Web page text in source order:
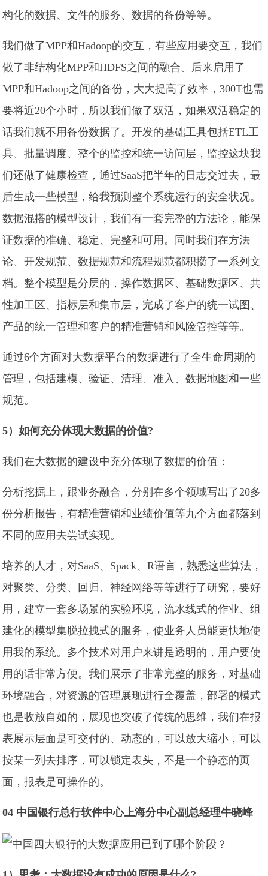
构化的数据、文件的服务、数据的备份等等。
我们做了MPP和Hadoop的交互，有些应用要交互，我们
做了非结构化MPP和HDFS之间的融合。后来启用了
MPP和Hadoop之间的备份，大大提高了效率，300T也需
要将近20个小时，所以我们做了双活，如果双活稳定的
话我们就不用备份数据了。开发的基础工具包括ETL工
具、批量调度、整个的监控和统一访问层，监控这块我
们还做了健康检查，通过SaaS把半年的日志交过去，最
后生成一些模型，给我预测整个系统运行的安全状况。
数据混搭的模型设计，我们有一套完整的方法论，能保
证数据的准确、稳定、完整和可用。同时我们在方法
论、开发规范、数据规范和流程规范都积攒了一系列文
档。整个模型是分层的，操作数据区、基础数据区、共
性加工区、指标层和集市层，完成了客户的统一试图、
产品的统一管理和客户的精准营销和风险管控等等。
通过6个方面对大数据平台的数据进行了全生命周期的
管理，包括建模、验证、清理、准入、数据地图和一些
规范。
5）如何充分体现大数据的价值?
我们在大数据的建设中充分体现了数据的价值：
分析挖掘上，跟业务融合，分别在多个领域写出了20多
份分析报告，有精准营销和业绩价值等九个方面都落到
不同的应用去尝试实现。
培养的人才，对SaaS、Spack、R语言，熟悉这些算法，
对聚类、分类、回归、神经网络等等进行了研究，要好
用，建立一套多场景的实验环境，流水线式的作业、组
建化的模型集脱拉拽式的服务，使业务人员能更快地使
用我的系统。多个技术对用户来讲是透明的，用户要使
用的话非常方便。我们展示了非常完整的服务，对基础
环境融合，对资源的管理展现进行全覆盖，部署的模式
也是收放自如的，展现也突破了传统的思维，我们在报
表展示层面是可交付的、动态的，可以放大缩小，可以
按某一列去排序，可以锁定表头，不是一个静态的页
面，报表是可操作的。
04 中国银行总行软件中心上海分中心副总经理牛晓峰